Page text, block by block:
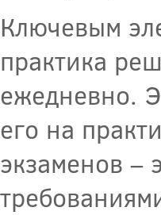
Ключевым
практика
ежедневно.
его на
экзаменов –